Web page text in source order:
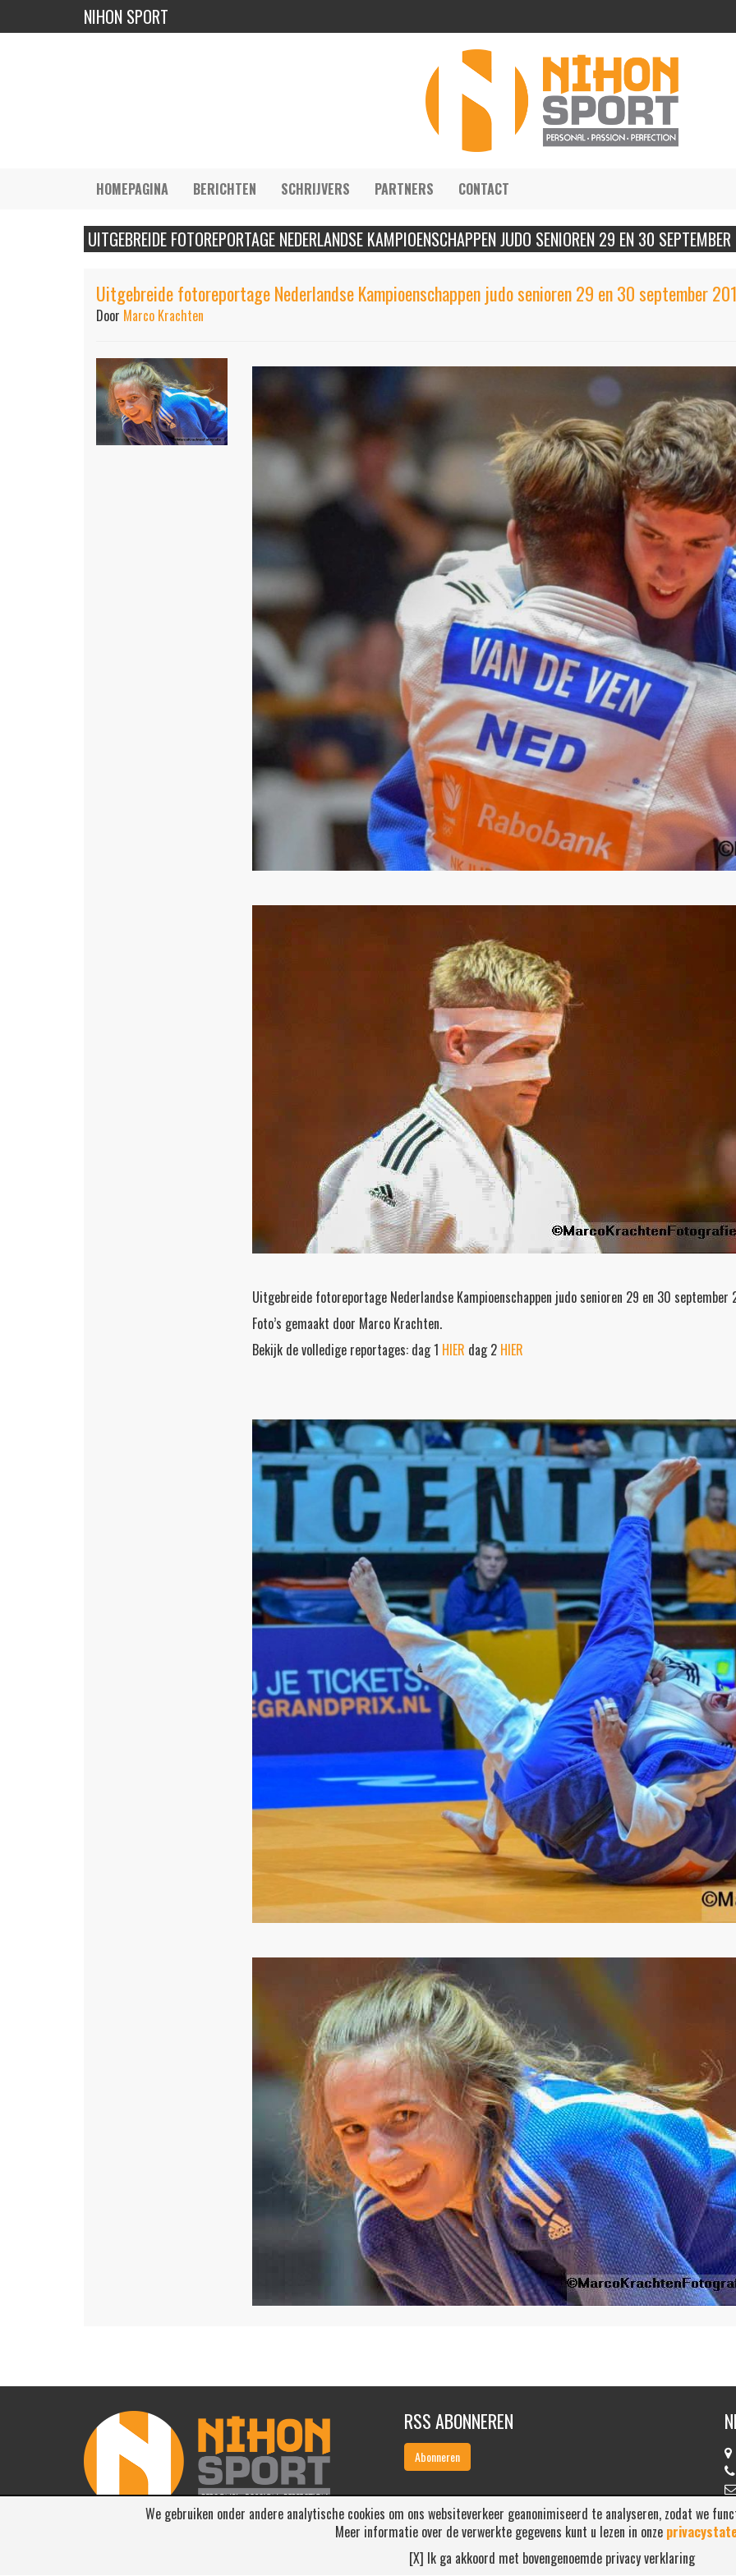
NIHON SPORT
HOMEPAGINA BERICHTEN SCHRIJVERS PARTNERS CONTACT
UITGEBREIDE FOTOREPORTAGE NEDERLANDSE KAMPIOENSCHAPPEN JUDO SENIOREN 29 EN 30
Uitgebreide fotoreportage Nederlandse Kampioenschappen judo senioren 29 en 30 september
Door Marco Krachten
Uitgebreide fotoreportage Nederlandse Kampioenschappen judo senioren 29 en 30 september
Foto’s gemaakt door Marco Krachten.
Bekijk de volledige reportages: dag 1 HIER dag 2 HIER
RSS ABONNEREN
Abonneren
© 2026 Nihon Sport Nederland. Alle rechten voorbehouden. Bekijk onze
We gebruiken onder andere analytische cookies om ons websiteverkeer geanonimiseerd te analyseren, zodat we
Meer informatie over de verwerkte gegevens kunt u lezen in onze
[X] Ik ga akkoord met bovengenoemde privacy verklaring